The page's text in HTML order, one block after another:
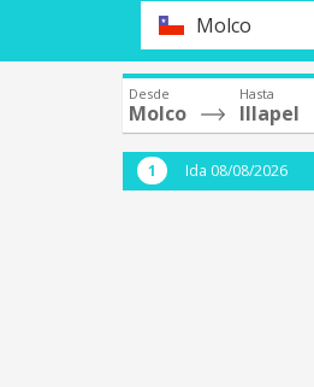
OrigenMolco
Desde
Molco
Hasta
Illapel
Ida 08/08/2026